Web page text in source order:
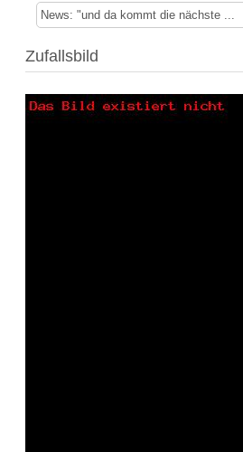
News: "und da kommt die nächste ...
Zufallsbild